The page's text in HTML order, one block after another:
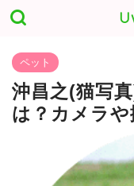
ペット
沖昌之(猫写
は？カメラや